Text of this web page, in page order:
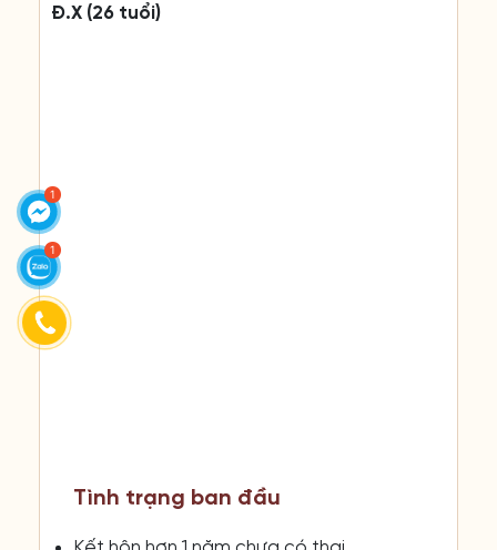
Đ.X (26 tuổi)
Tình trạng ban đầu